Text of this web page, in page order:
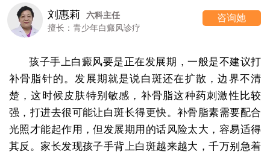
刘惠莉
六科主任
擅长：青少年白癜风诊疗
咨询她
孩子手上白癜风要是正在发展期，一般是不建议打
补骨脂针的。发展期就是说白斑还在扩散，边界不清
楚，这时候皮肤特别敏感，补骨脂这种药刺激性比较
强，打进去很可能让白斑长得更快。补骨脂素需要配合
光照才能起作用，但发展期用的话风险太大，容易适得
其反。家长发现孩子手背上白斑越来越大，千万别急着